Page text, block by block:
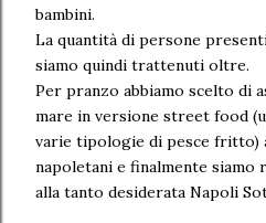
bambini.
La quantità di persone
siamo quindi trattenuti oltre.
Per pranzo abbiamo scelto di
mare in versione street food
varie tipologie di pesce fritto)
napoletani e finalmente siamo
alla tanto desiderata Napoli